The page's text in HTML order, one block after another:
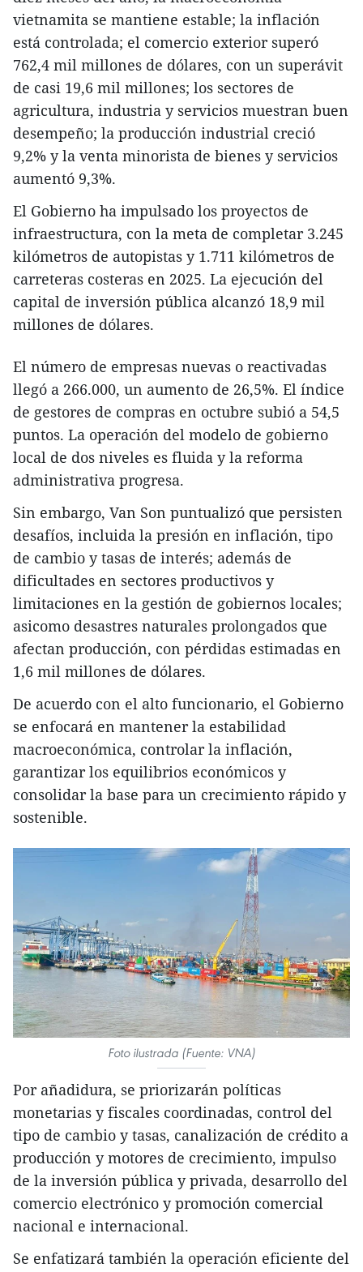
vietnamita se mantiene estable; la inflación
está controlada; el comercio exterior superó
762,4 mil millones de dólares, con un superávit
de casi 19,6 mil millones; los sectores de
agricultura, industria y servicios muestran buen
desempeño; la producción industrial creció
9,2% y la venta minorista de bienes y servicios
aumentó 9,3%.
El Gobierno ha impulsado los proyectos de
infraestructura, con la meta de completar 3.245
kilómetros de autopistas y 1.711 kilómetros de
carreteras costeras en 2025. La ejecución del
capital de inversión pública alcanzó 18,9 mil
millones de dólares.
El número de empresas nuevas o reactivadas
llegó a 266.000, un aumento de 26,5%. El índice
de gestores de compras en octubre subió a 54,5
puntos. La operación del modelo de gobierno
local de dos niveles es fluida y la reforma
administrativa progresa.
Sin embargo, Van Son puntualizó que persisten
desafíos, incluida la presión en inflación, tipo
de cambio y tasas de interés; además de
dificultades en sectores productivos y
limitaciones en la gestión de gobiernos locales;
asicomo desastres naturales prolongados que
afectan producción, con pérdidas estimadas en
1,6 mil millones de dólares.
De acuerdo con el alto funcionario, el Gobierno
se enfocará en mantener la estabilidad
macroeconómica, controlar la inflación,
garantizar los equilibrios económicos y
consolidar la base para un crecimiento rápido y
sostenible.
Foto ilustrada (Fuente: VNA)
Por añadidura, se priorizarán políticas
monetarias y fiscales coordinadas, control del
tipo de cambio y tasas, canalización de crédito a
producción y motores de crecimiento, impulso
de la inversión pública y privada, desarrollo del
comercio electrónico y promoción comercial
nacional e internacional.
Se enfatizará también la operación eficiente del